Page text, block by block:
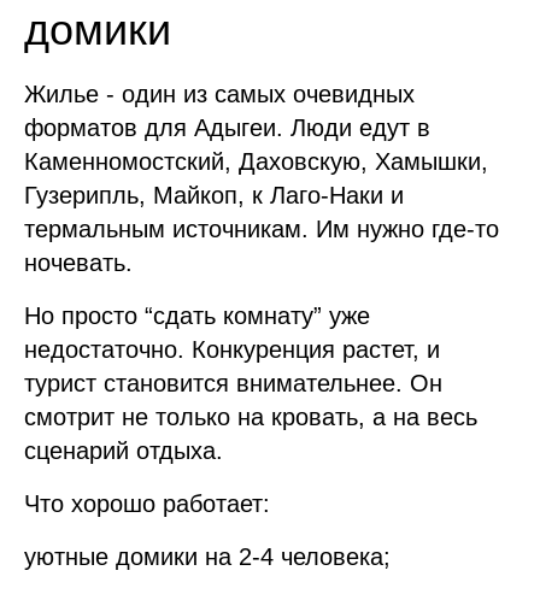
домики
Жилье - один из самых очевидных
форматов для Адыгеи. Люди едут в
Каменномостский, Даховскую, Хамышки,
Гузерипль, Майкоп, к Лаго-Наки и
термальным источникам. Им нужно где-то
ночевать.
Но просто “сдать комнату” уже
недостаточно. Конкуренция растет, и
турист становится внимательнее. Он
смотрит не только на кровать, а на весь
сценарий отдыха.
Что хорошо работает:
уютные домики на 2-4 человека;